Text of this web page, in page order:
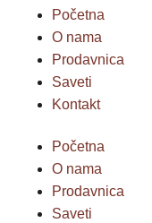
Početna
O nama
Prodavnica
Saveti
Kontakt
Početna
O nama
Prodavnica
Saveti